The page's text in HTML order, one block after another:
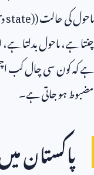
ماحول کی حالت (state)
چنتا ہے، ماحول بدلتا
ہے کہ کون سی چال کب
مضبوط ہو جاتی ہے۔
پاکستان